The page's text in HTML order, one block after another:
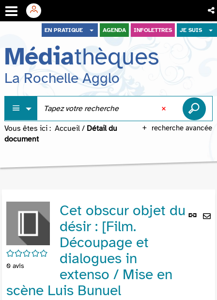
menu
contenu
recherche
EN PRATIQUE AGENDA INFOLETTRES JE SUIS
Médiathèques
La Rochelle Agglo
recherche avancée
Vous êtes ici : Accueil / Détail du
document
Lien
/5
0 avis
Cet obscur objet du
désir : [Film.
Découpage et
dialogues in
extenso / Mise en
scène Luis Bunuel